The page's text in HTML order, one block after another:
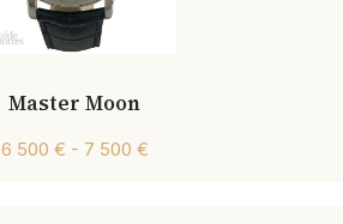
Master Moon
6 500 € - 7 500 €